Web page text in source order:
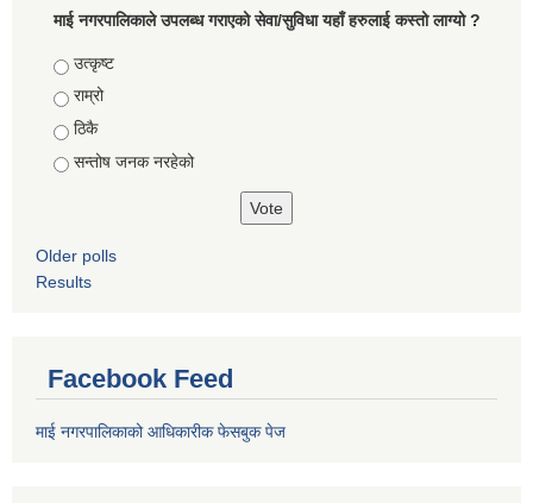
माई नगरपालिकाले उपलब्ध गराएको सेवा/सुविधा यहाँ हरुलाई कस्तो लाग्यो ?
Choices
उत्कृष्ट
राम्रो
ठिकै
सन्तोष जनक नरहेको
Older polls
Results
Facebook Feed
माई नगरपालिकाको आधिकारीक फेसबुक पेज